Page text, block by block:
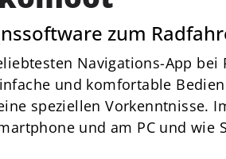
zum
Navigations-App bei
und komfortable
speziellen Vorkenntnisse.
und am PC und wie